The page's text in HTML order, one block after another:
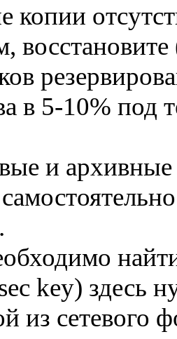
копии
в 5-10% под
и
key) здесь
из сетевого